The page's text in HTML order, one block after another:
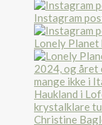
Instagram
Lonely